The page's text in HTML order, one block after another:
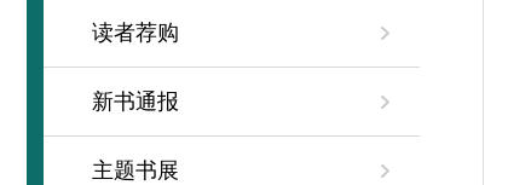
读者荐购
新书通报
主题书展